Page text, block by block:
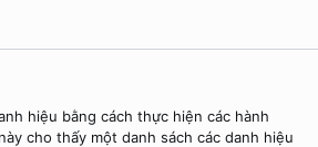
hiệu bằng cách thực hiện các hành
cho thấy một danh sách các danh hiệu